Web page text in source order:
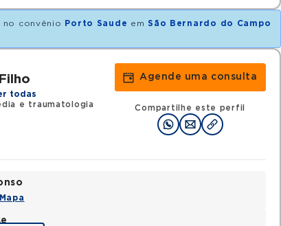
no convênio Porto Saude em São Bernardo do Campo
todas
e traumatologia
Agende uma consulta
Compartilhe este perfil
Mapa